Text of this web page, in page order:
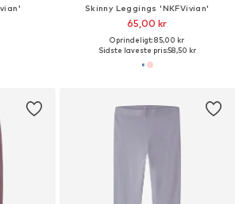
Skinny Leggings 'NKFVivian'
65,00 kr
Oprindeligt: 85,00 kr
Sidste laveste pris:58,50 kr